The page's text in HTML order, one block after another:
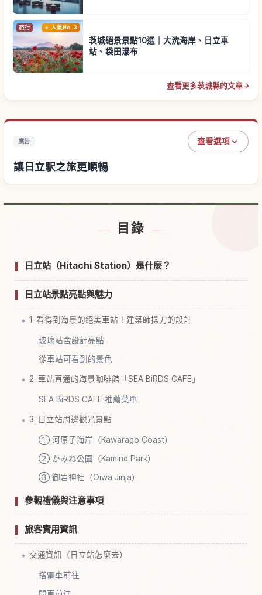
旅行 人氣No.3
茨城絕景景點10選｜大洗海岸、日立車
站、袋田瀑布
查看更多茨城縣的文章→
廣告 查看選項
讓日立駅之旅更順暢
目錄
日立站（Hitachi Station）是什麼？
日立站景點亮點與魅力
1. 看得到海景的絕美車站！建築師操刀的設計
玻璃站舍設計亮點
從車站可看到的景色
2. 車站直通的海景咖啡館「SEA BiRDS CAFE」
SEA BiRDS CAFE 推薦菜單
3. 日立站周邊觀光景點
① 河原子海岸（Kawarago Coast）
② かみね公園（Kamine Park）
③ 御岩神社（Oiwa Jinja）
參觀禮儀與注意事項
旅客實用資訊
交通資訊（日立站怎麼去）
搭電車前往